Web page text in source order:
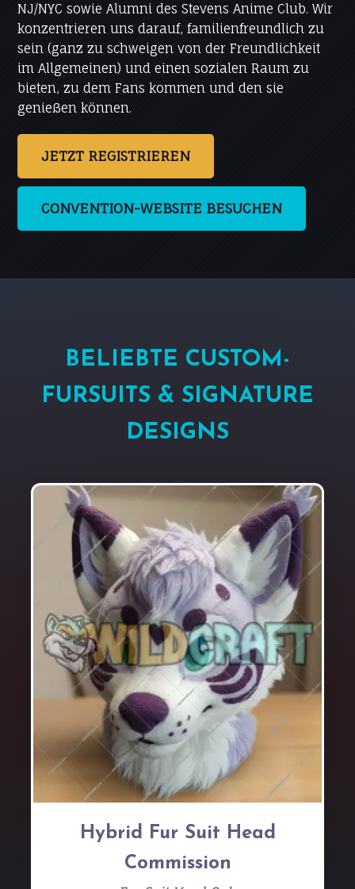
NJ/NYC sowie Alumni des Stevens Anime Club. Wir
konzentrieren uns darauf, familienfreundlich zu
sein (ganz zu schweigen von der Freundlichkeit
im Allgemeinen) und einen sozialen Raum zu
bieten, zu dem Fans kommen und den sie
genießen können.
JETZT REGISTRIEREN
CONVENTION-WEBSITE BESUCHEN
BELIEBTE CUSTOM-
FURSUITS & SIGNATURE
DESIGNS
Hybrid Fur Suit Head
Commission